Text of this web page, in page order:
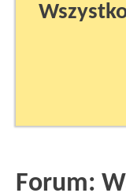
Forum: